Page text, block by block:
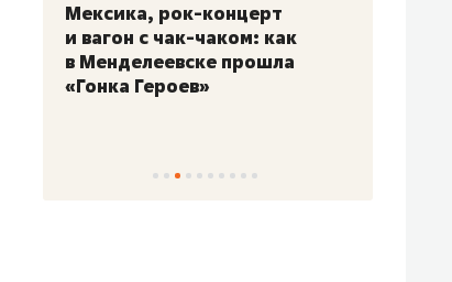
Мексика, рок-концерт
и вагон с чак-чаком: как
в Менделеевске прошла
«Гонка Героев»